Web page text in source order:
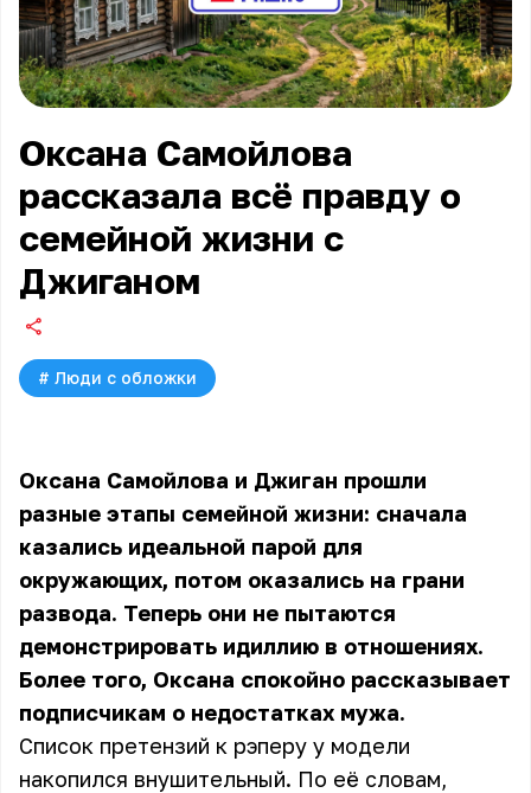
Оксана Самойлова
рассказала всё правду о
семейной жизни с
Джиганом
# Люди с обложки
Оксана Самойлова и Джиган прошли
разные этапы семейной жизни: сначала
казались идеальной парой для
окружающих, потом оказались на грани
развода. Теперь они не пытаются
демонстрировать идиллию в отношениях.
Более того, Оксана спокойно рассказывает
подписчикам о недостатках мужа.
Список претензий к рэперу у модели
накопился внушительный. По её словам,